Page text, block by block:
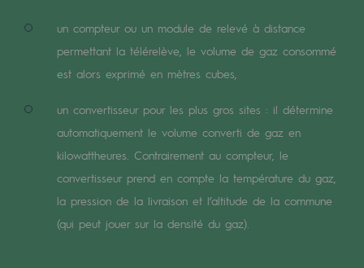
Notre organisation
Notre organisation
Gouvernance
Indicateurs
Publications institutionnelles
Où nous trouver
Les énergies d'avenir
un compteur ou un module de relevé à distance
permettant la télérelève, le volume de gaz consommé
est alors exprimé en mètres cubes,
un convertisseur pour les plus gros sites : il détermine
automatiquement le volume converti de gaz en
kilowattheures. Contrairement au compteur, le
convertisseur prend en compte la température du gaz,
la pression de la livraison et l’altitude de la commune
(qui peut jouer sur la densité du gaz).